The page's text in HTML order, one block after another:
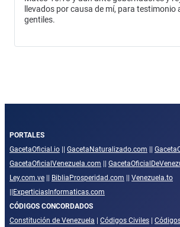
llevados por causa de mí, para testimonio
gentiles.
PORTALES
GacetaOficial.io
GacetaNaturalizado.com
GacetaOficialVenezuela.com
Ley.com.ve
BibliaProsperidad.com
Venezuela.to
ExperticiasInformaticas.com
CÓDIGOS CONCORDADOS
Constitución de Venezuela
Códigos Civiles